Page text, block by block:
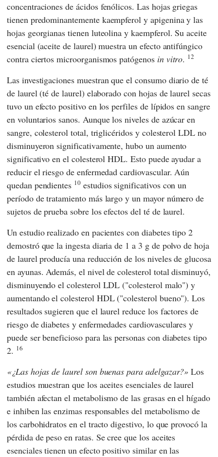
concentraciones de ácidos fenólicos. Las hojas griegas
tienen predominantemente kaempferol y apigenina y las
hojas georgianas tienen luteolina y kaempferol. Su aceite
esencial (aceite de laurel) muestra un efecto antifúngico
contra ciertos microorganismos patógenos in vitro. 12
Las investigaciones muestran que el consumo diario de té
de laurel (té de laurel) elaborado con hojas de laurel secas
tuvo un efecto positivo en los perfiles de lípidos en sangre
en voluntarios sanos. Aunque los niveles de azúcar en
sangre, colesterol total, triglicéridos y colesterol LDL no
disminuyeron significativamente, hubo un aumento
significativo en el colesterol HDL. Esto puede ayudar a
reducir el riesgo de enfermedad cardiovascular. Aún
quedan pendientes 10estudios significativos con un
período de tratamiento más largo y un mayor número de
sujetos de prueba sobre los efectos del té de laurel.
Un estudio realizado en pacientes con diabetes tipo 2
demostró que la ingesta diaria de 1 a 3 g de polvo de hoja
de laurel producía una reducción de los niveles de glucosa
en ayunas. Además, el nivel de colesterol total disminuyó,
disminuyendo el colesterol LDL ("colesterol malo") y
aumentando el colesterol HDL ("colesterol bueno"). Los
resultados sugieren que el laurel reduce los factores de
riesgo de diabetes y enfermedades cardiovasculares y
puede ser beneficioso para las personas con diabetes tipo
2. 16
¿Las hojas de laurel son buenas para adelgazar? Los
estudios muestran que los aceites esenciales de laurel
también afectan el metabolismo de las grasas en el hígado
e inhiben las enzimas responsables del metabolismo de
los carbohidratos en el tracto digestivo, lo que provocó la
pérdida de peso en ratas. Se cree que los aceites
esenciales tienen un efecto positivo similar en las